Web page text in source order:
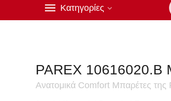
Κατηγορίες
PAREX
Ανατομικά Comfort Μπαρέτες